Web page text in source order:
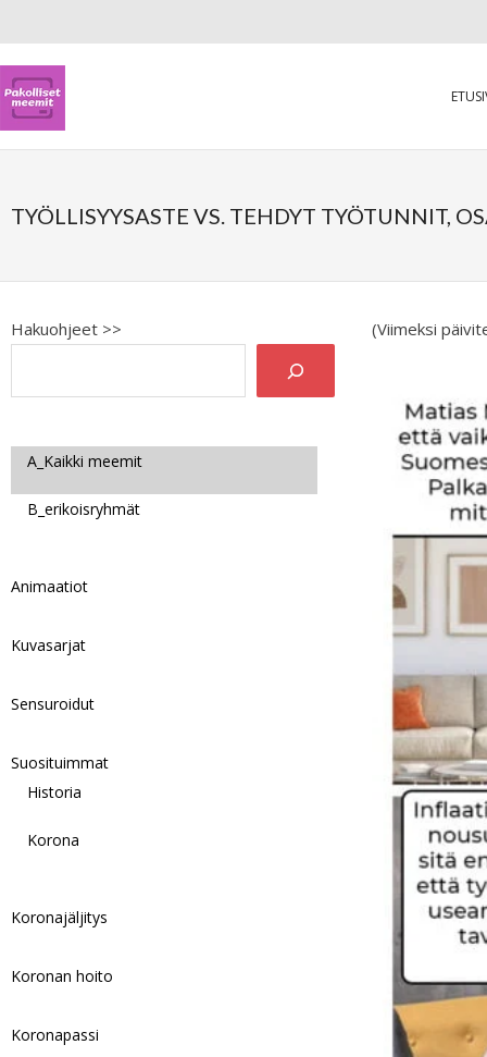
TYÖLLISYYSASTE VS. TEHDYT TYÖTUNNIT,
(Viimeksi
Hakuohjeet >>
A_Kaikki meemit
B_erikoisryhmät
Animaatiot
Kuvasarjat
Sensuroidut
Suosituimmat
Historia
Korona
Koronajäljitys
Koronan hoito
Koronapassi